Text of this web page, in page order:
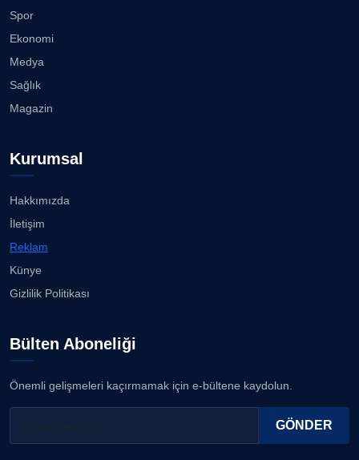
Spor
Ekonomi
Medya
Sağlık
Magazin
Kurumsal
Hakkımızda
İletişim
Reklam
Künye
Gizlilik Politikası
Bülten Aboneliği
Önemli gelişmeleri kaçırmamak için e-bültene kaydolun.
GÖNDER